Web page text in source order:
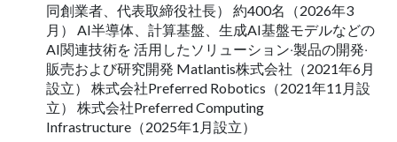
同創業者、代表取締役社⻑） 約400名（2026年3
⽉） AI半導体、計算基盤、⽣成AI基盤モデルなどの
AI関連技術を 活⽤したソリューション‧製品の開発‧
販売および研究開発 Matlantis株式会社（2021年6⽉
設⽴） 株式会社Preferred Robotics（2021年11⽉設
⽴） 株式会社Preferred Computing
Infrastructure（2025年1⽉設⽴）